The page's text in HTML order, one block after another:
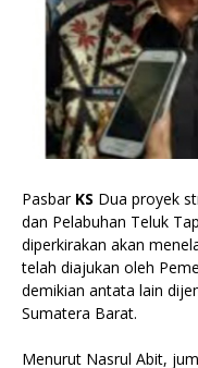
Pasbar KS Dua proyek
dan Pelabuhan Teluk
diperkirakan akan
telah diajukan oleh
demikian antata lain
Sumatera Barat.
Menurut Nasrul Abit,